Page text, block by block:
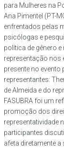
para Mulheres na
Ana Pimentel (PT-
enfrentados pelas
psicólogas e
política de gênero
representação nos
presente no
representantes:
de Almeida e do
FASUBRA foi um
promoção dos
representatividade
participantes
afeta diretamente